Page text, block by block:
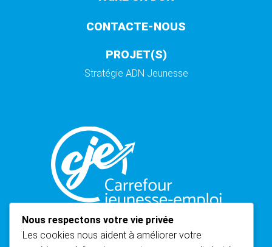
CONTACTE-NOUS
PROJET(S)
Stratégie ADN Jeunesse
Nous respectons votre vie privée
Les cookies nous aident à améliorer votre